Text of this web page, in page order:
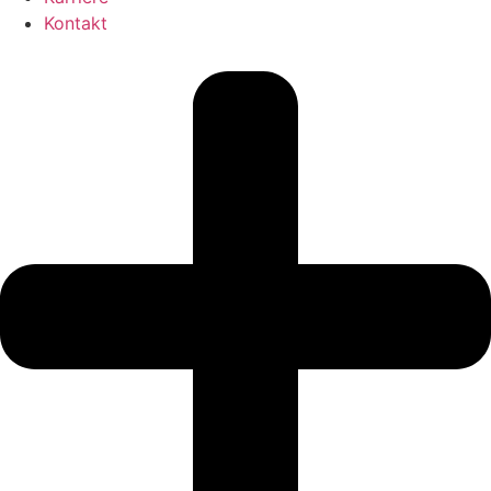
Kontakt